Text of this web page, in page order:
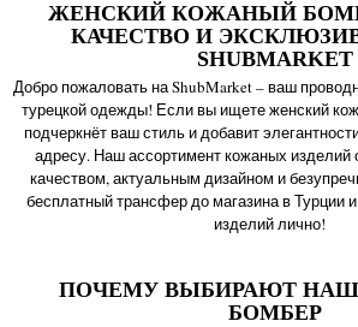
ЖЕНСКИЙ КОЖАНЫЙ
КАЧЕСТВО И
SHUBMARKET
Добро пожаловать на ShubMarket – ваш
турецкой одежды! Если вы ищете женский
подчеркнёт ваш стиль и добавит
адресу. Наш ассортимент кожаных изделий
качеством, актуальным дизайном и
бесплатный трансфер до магазина в Турции
изделий лично!
ПОЧЕМУ ВЫБИРАЮТ
БОМБЕР